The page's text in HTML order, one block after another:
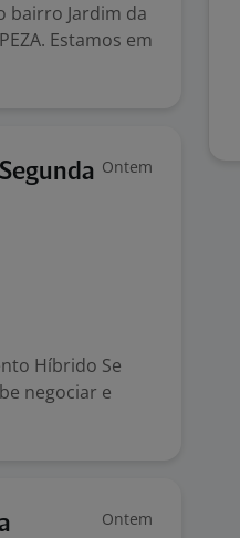
bairro Jardim da
Estamos em
Ontem
Híbrido Se
negociar e
Ontem